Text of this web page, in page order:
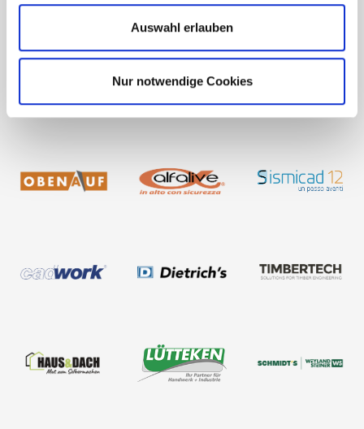
Auswahl erlauben
Nur notwendige Cookies